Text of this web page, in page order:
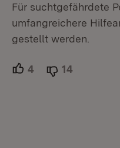
Für suchtgefährdete
umfangreichere
gestellt werden.
4 Unterstützer.
14